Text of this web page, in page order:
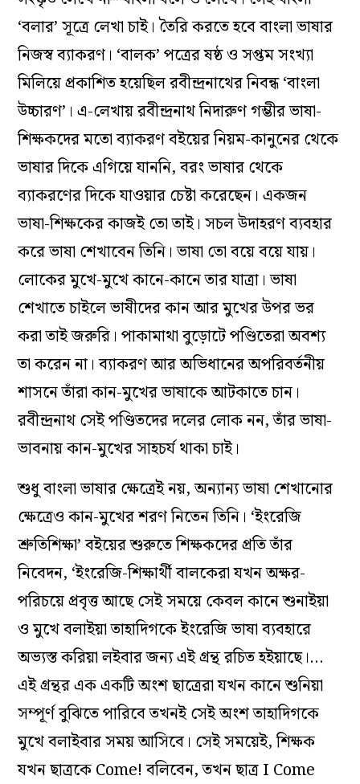
‘বলার’সূত্রে লেখা চাই। তৈরি করতে হবেবাংলা ভাষার
নিজস্ব ব্যাকরণ। ‘বালক’ পত্রের ষষ্ঠ ওসপ্তমসংখ্যা
মিলিয়ে প্রকাশিত হয়েছিল রবীন্দ্রনাথের নিবন্ধ ‘বাংলা
উচ্চারণ’। এ-লেখায় রবীন্দ্রনাথনিদারুণ গম্ভীর ভাষা-
শিক্ষকদেরমতোব্যাকরণবইয়েরনিয়ম-কানুনেরথেকে
ভাষার দিকে এগিয়ে যাননি,বরংভাষার থেকে
ব্যাকরণের দিকে যাওয়ার চেষ্টা করেছেন। একজন
ভাষা-শিক্ষকের কাজই তো তাই। সচল উদাহরণ ব্যবহার
করে ভাষা শেখাবেন তিনি।ভাষা তোবয়েবয়েযায়।
লোকের মুখে-মুখে কানে-কানে তার যাত্রা। ভাষা
শেখাতেচাইলেভাষীদেরকান আর মুখের উপর ভর
করাতাইজরুরি।পাকামাথাবুড়োটেপণ্ডিতেরাঅবশ্য
তা করেন না। ব্যাকরণ আর অভিধানেরঅপরিবর্তনীয়
শাসনে তাঁরাকান-মুখেরভাষাকে আটকাতে চান।
রবীন্দ্রনাথ সেই পণ্ডিতদের দলের লোক নন,তাঁর ভাষা-
ভাবনায়কান-মুখের সাহচর্য থাকা চাই।
শুধু বাংলা ভাষার ক্ষেত্রেই নয়, অন্যান্য ভাষাশেখানোর
ক্ষেত্রেও কান-মুখের শরণনিতেনতিনি। ‘ইংরেজি
শ্রুতিশিক্ষা’বইয়েরশুরুতে শিক্ষকদের প্রতি তাঁর
নিবেদন, ‘ইংরেজি-শিক্ষার্থী বালকেরা যখন অক্ষর-
পরিচয়ে প্রবৃত্ত আছে সেই সময়ে কেবল কানে শুনাইয়া
ও মুখে বলাইয়া তাহাদিগকেইংরেজিভাষা ব্যবহারে
অভ্যস্ত করিয়ালইবারজন্য এই গ্রন্থ রচিত হইয়াছে।…
এইগ্রন্থরএক একটি অংশ ছাত্রেরা যখন কানে শুনিয়া
সম্পূর্ণবুঝিতেপারিবে তখনই সেই অংশ তাহাদিগকে
মুখে বলাইবার সময় আসিবে। সেই সময়েই,শিক্ষক
যখন ছাত্রকেCome!বলিবেন,তখন ছাত্রI Come